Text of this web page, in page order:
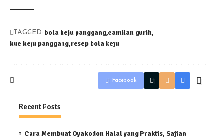
TAGGED: bola keju panggang camilan gurih
kue keju panggang resep bola keju
Facebook
Recent Posts
Cara Membuat Oyakodon Halal yang Praktis, Sajian